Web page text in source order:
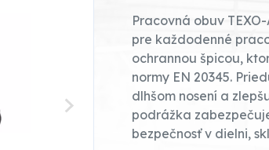
Pracovná obuv
pre každodenné
ochrannou špicou,
normy EN 20345.
dlhšom nosení a
podrážka
bezpečnosť v dielni,